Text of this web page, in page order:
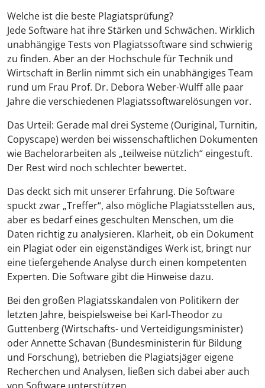
Welche ist die beste Plagiatsprüfung?
Jede Software hat ihre Stärken und Schwächen. Wirklich
unabhängige Tests von Plagiatssoftware sind schwierig
zu finden. Aber an der Hochschule für Technik und
Wirtschaft in Berlin nimmt sich ein unabhängiges Team
rund um Frau Prof. Dr. Debora Weber-Wulff alle paar
Jahre die verschiedenen Plagiatssoftwarelösungen vor.
Das Urteil: Gerade mal drei Systeme (Ouriginal, Turnitin,
Copyscape) werden bei wissenschaftlichen Dokumenten
wie Bachelorarbeiten als „teilweise nützlich“ eingestuft.
Der Rest wird noch schlechter bewertet.
Das deckt sich mit unserer Erfahrung. Die Software
spuckt zwar „Treffer“, also mögliche Plagiatsstellen aus,
aber es bedarf eines geschulten Menschen, um die
Daten richtig zu analysieren. Klarheit, ob ein Dokument
ein Plagiat oder ein eigenständiges Werk ist, bringt nur
eine tiefergehende Analyse durch einen kompetenten
Experten. Die Software gibt die Hinweise dazu.
Bei den großen Plagiatsskandalen von Politikern der
letzten Jahre, beispielsweise bei Karl-Theodor zu
Guttenberg (Wirtschafts- und Verteidigungsminister)
oder Annette Schavan (Bundesministerin für Bildung
und Forschung), betrieben die Plagiatsjäger eigene
Recherchen und Analysen, ließen sich dabei aber auch